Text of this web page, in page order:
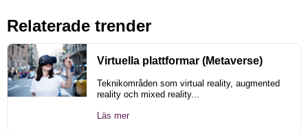
Relaterade trender
Virtuella plattformar (Metaverse)
Teknikområden som virtual reality, augmented
reality och mixed reality...
Läs mer